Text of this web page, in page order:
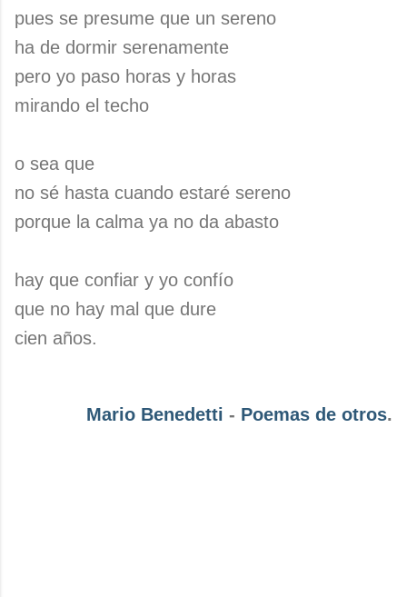
pues se presume que un sereno
ha de dormir serenamente
pero yo paso horas y horas
mirando el techo
o sea que
no sé hasta cuando estaré sereno
porque la calma ya no da abasto
hay que confiar y yo confío
que no hay mal que dure
cien años.
Mario Benedetti - Poemas de otros.